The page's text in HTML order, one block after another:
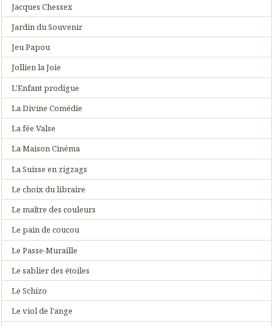
Jacques Chessex
Jardin du Souvenir
Jeu Papou
Jollien la Joie
L'Enfant prodigue
La Divine Comédie
La fée Valse
La Maison Cinéma
La Suisse en zigzags
Le choix du libraire
Le maître des couleurs
Le pain de coucou
Le Passe-Muraille
Le sablier des étoiles
Le Schizo
Le viol de l'ange